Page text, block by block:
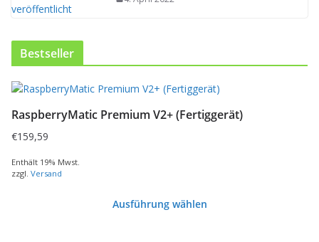
Bestseller
RaspberryMatic Premium V2+ (Fertiggerät)
€159,59
Enthält 19% Mwst.
zzgl. Versand
Ausführung wählen